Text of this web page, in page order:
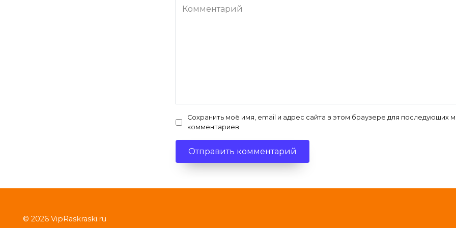
Комментарий
Сохранить моё имя, email и адрес сайта в этом браузере для последующих
комментариев.
© 2026 VipRaskraski.ru